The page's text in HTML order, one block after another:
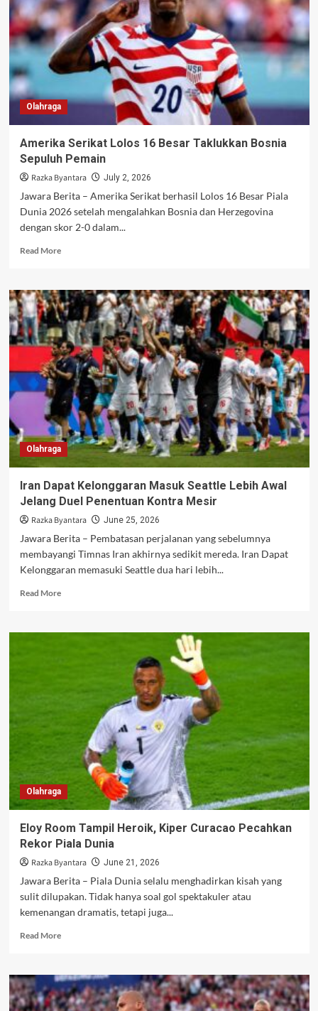
Tak
Terkalahkan
dalam
90
Menit
Bertahan
Olahraga
Amerika Serikat Lolos 16 Besar Taklukkan Bosnia
Sepuluh Pemain
Razka Byantara July 2, 2026
Jawara Berita – Amerika Serikat berhasil Lolos 16 Besar Piala
Dunia 2026 setelah mengalahkan Bosnia dan Herzegovina
dengan skor 2-0 dalam...
Read MoreRead
Amerika
Serikat
Lolos
16
Besar
Taklukkan
Bosnia
Sepuluh
Pemain
Olahraga
Iran Dapat Kelonggaran Masuk Seattle Lebih Awal
Jelang Duel Penentuan Kontra Mesir
Razka Byantara June 25, 2026
Jawara Berita – Pembatasan perjalanan yang sebelumnya
membayangi Timnas Iran akhirnya sedikit mereda. Iran Dapat
Kelonggaran memasuki Seattle dua hari lebih...
Read MoreRead
Iran
Awal
Penentuan
Kontra
Mesir
Olahraga
Eloy Room Tampil Heroik, Kiper Curacao Pecahkan
Rekor Piala Dunia
Razka Byantara June 21, 2026
Jawara Berita – Piala Dunia selalu menghadirkan kisah yang
sulit dilupakan. Tidak hanya soal gol spektakuler atau
kemenangan dramatis, tetapi juga...
Read MoreRead
Eloy
Room
Tampil